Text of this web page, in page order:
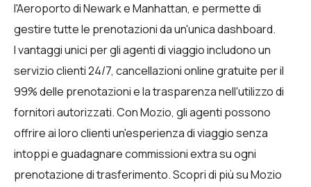
l'Aeroporto di Newark e Manhattan, e permette di
gestire tutte le prenotazioni da un'unica dashboard.
I vantaggi unici per gli agenti di viaggio includono un
servizio clienti 24/7, cancellazioni online gratuite per il
99% delle prenotazioni e la trasparenza nell'utilizzo di
fornitori autorizzati. Con Mozio, gli agenti possono
offrire ai loro clienti un'esperienza di viaggio senza
intoppi e guadagnare commissioni extra su ogni
prenotazione di trasferimento.Scopri di più su Mozio